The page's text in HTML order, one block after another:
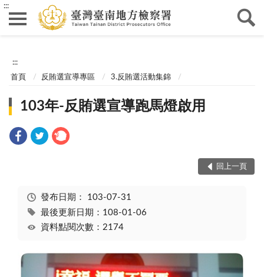
:::
:::
首頁 反賄選宣導專區 3.反賄選活動集錦
103年-反賄選宣導跑馬燈啟用
回上一頁
發布日期： 103-07-31
最後更新日期：108-01-06
資料點閱次數：2174